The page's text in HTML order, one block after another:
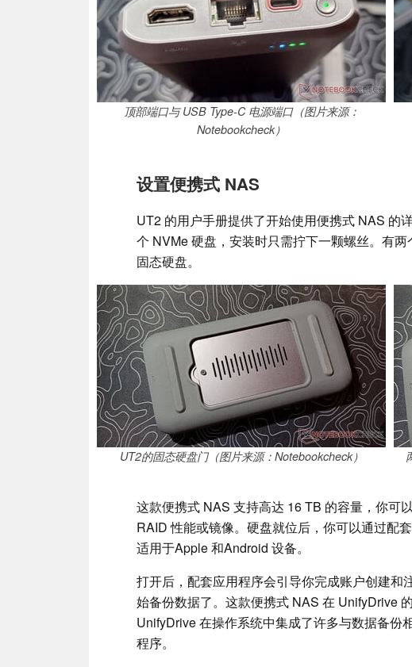
顶部端口与 USB Type-C 电源端口（图片来源：
Notebookcheck）
设置便携式 NAS
UT2 的用户手册提供了开始使用便携式 NAS 的
个 NVMe 硬盘，安装时只需拧下一颗螺丝。有
固态硬盘。
UT2的固态硬盘门（图片来源：Notebookcheck）
这款便携式 NAS 支持高达 16 TB 的容量，你可
RAID 性能或镜像。硬盘就位后，你可以通过配
适用于Apple 和Android 设备。
打开后，配套应用程序会引导你完成账户创建和
始备份数据了。这款便携式 NAS 在 UnifyDrive
UnifyDrive 在操作系统中集成了许多与数据备份
程序。